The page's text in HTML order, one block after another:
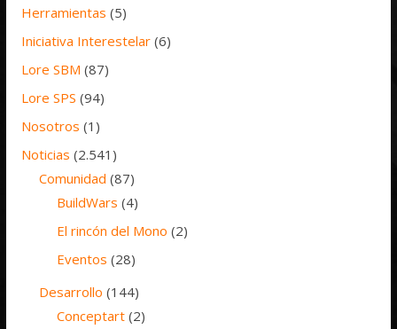
Herramientas (5)
Iniciativa Interestelar (6)
Lore SBM (87)
Lore SPS (94)
Nosotros (1)
Noticias (2.541)
Comunidad (87)
BuildWars (4)
El rincón del Mono (2)
Eventos (28)
Desarrollo (144)
Conceptart (2)